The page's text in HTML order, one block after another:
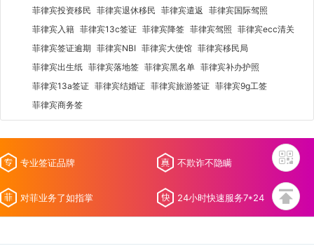
菲律宾投资移民 菲律宾退休移民 菲律宾遣返 菲律宾国际驾照
菲律宾入籍 菲律宾13c签证 菲律宾降签 菲律宾驾照 菲律宾ecc清关
菲律宾签证逾期 菲律宾NBI 菲律宾大使馆 菲律宾移民局
菲律宾出生纸 菲律宾落地签 菲律宾黑名单 菲律宾补办护照
菲律宾13a签证 菲律宾结婚证 菲律宾旅游签证 菲律宾9g工签
菲律宾商务签
专业签证品牌 不欺诈不隐瞒
对菲业务了如指掌 24小时快速服务7*24